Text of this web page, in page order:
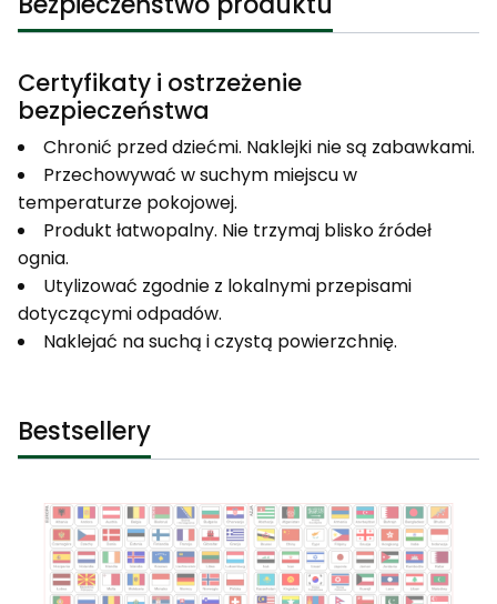
Certyfikaty i ostrzeżenie
bezpieczeństwa
Chronić przed dziećmi. Naklejki nie są zabawkami.
Przechowywać w suchym miejscu w
temperaturze pokojowej.
Produkt łatwopalny. Nie trzymaj blisko źródeł
ognia.
Utylizować zgodnie z lokalnymi przepisami
dotyczącymi odpadów.
Naklejać na suchą i czystą powierzchnię.
Bestsellery